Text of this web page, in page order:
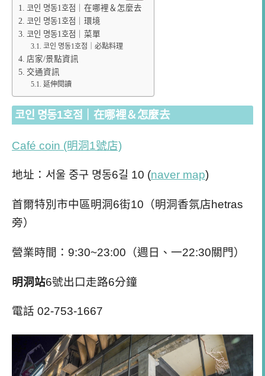
코인 명동1호점｜在哪裡＆怎麼去
코인 명동1호점｜環境
코인 명동1호점｜菜單
코인 명동1호점｜必點料理
店家/景點資訊
交通資訊
延伸閱讀
코인 명동1호점｜在哪裡＆怎麼去
Café coin (明洞1號店)
地址：서울 중구 명동6길 10 (naver map)
首爾特別市中區明洞6街10（明洞香氛店hetras
旁）
營業時間：9:30~23:00（週日、一22:30關門）
明洞站6號出口走路6分鐘
電話 02-753-1667